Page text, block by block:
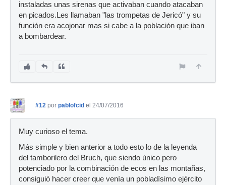
instaladas unas sirenas que activaban cuando atacaban
en picados.Les llamaban "las trompetas de Jericó" y su
función era acojonar mas si cabe a la población que iban
a bombardear.
#12 por pablofcid el 24/07/2016
Muy curioso el tema.
Más simple y bien anterior a todo esto lo de la leyenda
del tamborilero del Bruch, que siendo único pero
potenciado por la combinación de ecos en las montañas,
consiguió hacer creer que venía un pobladísimo ejército